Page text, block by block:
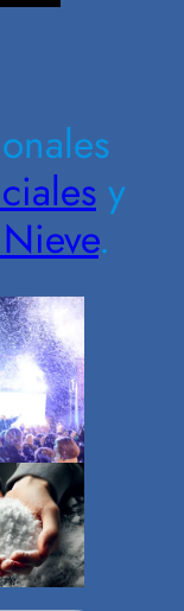
y
.